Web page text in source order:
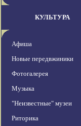
КУЛЬТУРА
Афиша
Новые передвжиники
Фотогалерея
Музыка
"Неизвестные" музеи
Риторика